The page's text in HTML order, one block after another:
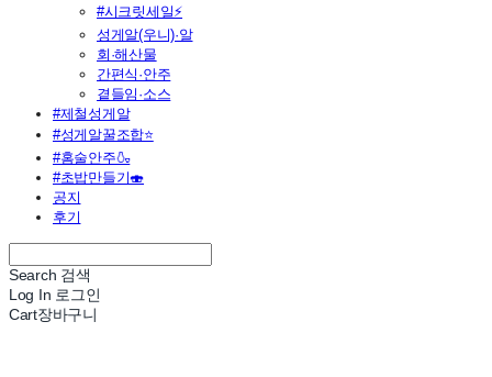
#시크릿세일⚡
성게알(우니)·알
회·해산물
간편식·안주
곁들임·소스
#제철성게알
#성게알꿀조합⭐
#홈술안주🍶
#초밥만들기🍣
공지
후기
Search 검색
Log In 로그인
Cart장바구니